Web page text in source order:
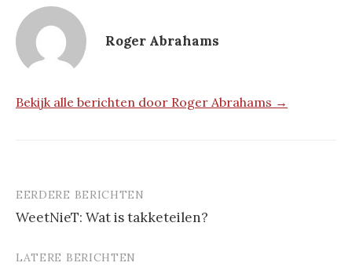
Roger Abrahams
Bekijk alle berichten door Roger Abrahams →
Berichtnavigatie
EERDERE BERICHTEN
WeetNieT: Wat is takketeilen?
LATERE BERICHTEN